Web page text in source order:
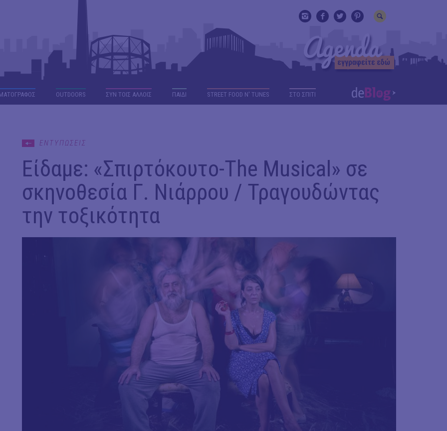
OUTDΟORS ΣΥΝ ΤΟΙΣ ΑΛΛΟΙΣ ΠΑΙΔΙ STREET FOOD N' TUNES ΣΤΟ ΣΠΙΤΙ
ΕΝΤΥΠΩΣΕΙΣ
Είδαμε: «Σπιρτόκουτο-The Musical» σε
σκηνοθεσία Γ. Νιάρρου / Τραγουδώντας
την τοξικότητα